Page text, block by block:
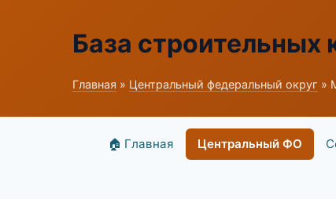
База строительных
Главная » Центральный федеральный округ »
🏠 Главная Центральный ФО